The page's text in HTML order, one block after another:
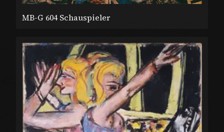
MB-G 604 Schauspieler